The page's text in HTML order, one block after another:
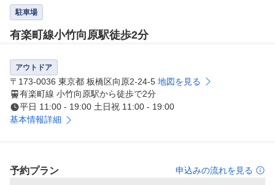
駐車場
有楽町線小竹向原駅徒歩2分
アウトドア
〒173-0036 東京都 板橋区向原2-24-5 地図を見る
有楽町線 小竹向原駅から徒歩で2分
平日 11:00 - 19:00 土日祝 11:00 - 19:00
基本情報詳細
予約プラン 申込みの流れを見る